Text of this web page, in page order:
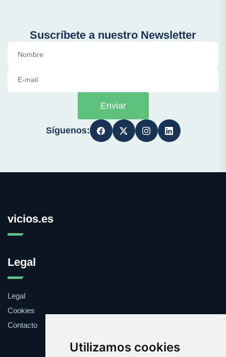
Utilizamos cookies
Suscríbete a nuestro Newsletter
Enviar
Síguenos:
vicios.es
Legal
Legal
Cookies
Contacto